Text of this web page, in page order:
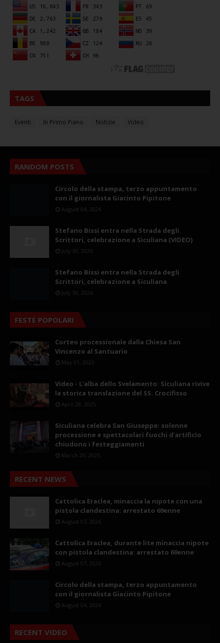
TAGS
Eventi In Primo Piano Notizie Video
RANDOM POSTS
Circolo della stampa, terzo appuntamento
con il giornalista Giacinto Pipitone
August 04, 2026
Stefano Bissi entra nella Strada degli
Scrittori, celebrazione a Siculiana (VIDEO)
July 30, 2026
Stefano Bissi entra nella Strada degli
Scrittori, celebrazione a Siculiana
July 30, 2026
FESTE POPOLARI
Corteo processionale dalla Chiesa San
Vincenzo al Santuario
May 01, 2025
Video - L'alba dello Svelamento: Siculiana rivive
la storica translazione del SS. Crocifisso
April 28, 2025
Siculiana celebra San Giuseppe: solenne
processione e spettacolari fuochi d’artificio
chiudono i festeggiamenti
March 20, 2025
RECENT NEWS
Cattolica Eraclea, minaccia la nipote con una
pistola clandestina: arrestato 69enne
August 07, 2026
Cattolica Eraclea, durante lite minaccia nipote
con pistola clandestina: arrestato 69enne
August 07, 2026
Circolo della stampa, terzo appuntamento
con il giornalista Giacinto Pipitone
August 04, 2026
RECENT VIDEO